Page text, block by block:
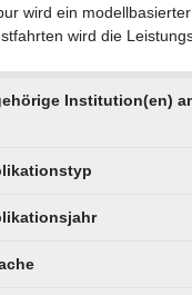
wird ein
wird die
Institution(en)